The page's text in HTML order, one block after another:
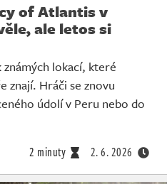
of Atlantis v
ale letos si
lokací, které
znají. Hráči se znovu
údolí v Peru nebo do
2 minuty 2. 6. 2026